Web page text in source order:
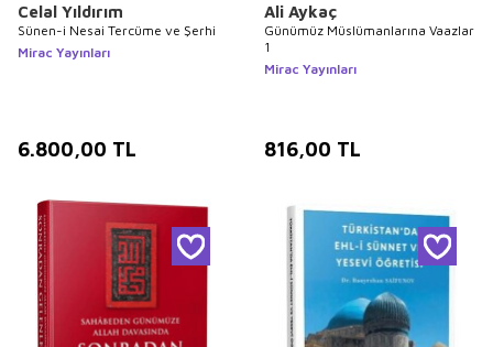
Celal Yıldırım
Sünen-i Nesai Tercüme ve Şerhi
Mirac Yayınları
6.800,00 TL
Ali Aykaç
Günümüz Müslümanlarına Vaazlar
1
Mirac Yayınları
816,00 TL